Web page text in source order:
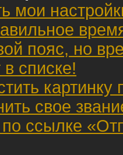
мои
пояс, но
списке!
свое
ссылке